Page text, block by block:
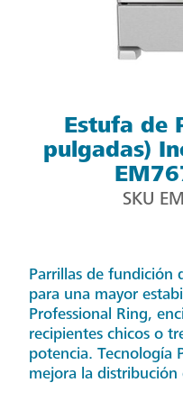
Estufa de
pulgadas)
SKU
Parrillas de fundición
para una mayor
Professional Ring,
recipientes chicos o
potencia. Tecnología
mejora la distribución